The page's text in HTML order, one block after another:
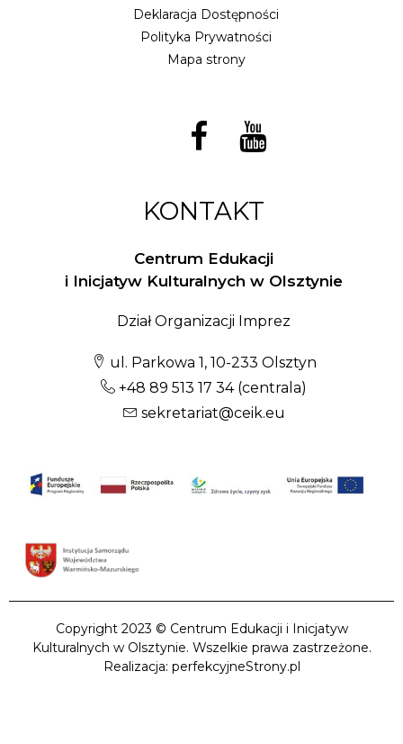
Deklaracja Dostępności
Polityka Prywatności
Mapa strony
KONTAKT
Centrum Edukacji
i Inicjatyw Kulturalnych w Olsztynie
Dział Organizacji Imprez
ul. Parkowa 1, 10-233 Olsztyn
+48 89 513 17 34(centrala)
sekretariat@ceik.eu
Copyright 2023 © Centrum Edukacji i Inicjatyw
Kulturalnych w Olsztynie. Wszelkie prawa zastrzeżone.
Realizacja: perfekcyjneStrony.pl